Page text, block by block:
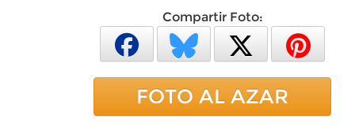
Compartir Foto:
FOTO AL AZAR